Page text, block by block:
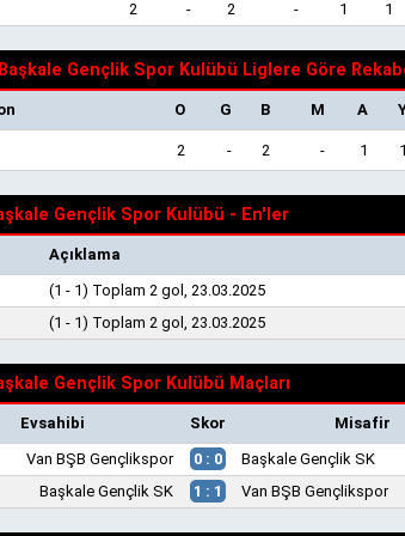
2 - 2 - 1 1
Gençlik Spor Kulübü Liglere Göre
O G B M A
2 - 2 - 1 1
Gençlik Spor Kulübü - En'ler
Açıklama
(1 - 1) Toplam 2 gol, 23.03.2025
(1 - 1) Toplam 2 gol, 23.03.2025
Gençlik Spor Kulübü Maçları
Evsahibi Skor Misafir
Van BŞB Gençlikspor 0 : 0 Başkale Gençlik SK
Başkale Gençlik SK 1 : 1 Van BŞB Gençlikspor